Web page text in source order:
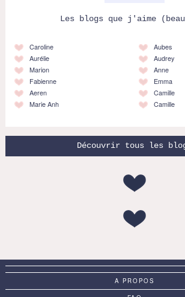
Les blogs que j'aime
Caroline
Aurélie
Marion
Fabienne
Aeren
Marie Anh
Aubes
Audrey
Anne
Emma
Camille
Camille
Découvrir tous les
A PROPOS